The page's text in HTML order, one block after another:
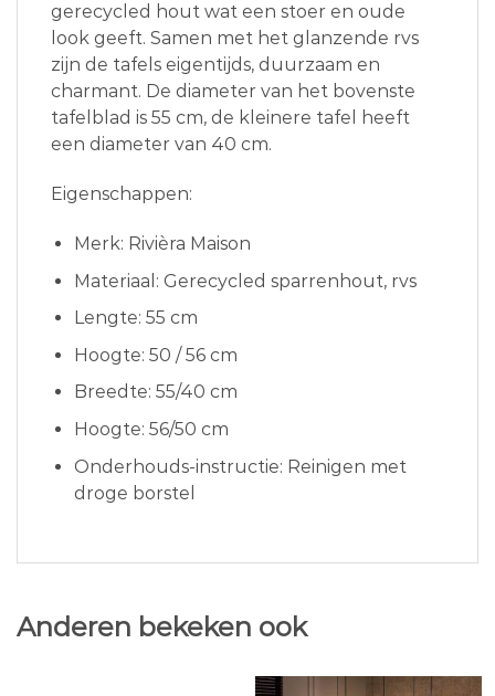
gerecycled hout wat een stoer en oude
look geeft. Samen met het glanzende rvs
zijn de tafels eigentijds, duurzaam en
charmant. De diameter van het bovenste
tafelblad is 55 cm, de kleinere tafel heeft
een diameter van 40 cm.
Eigenschappen:
Merk: Rivièra Maison
Materiaal: Gerecycled sparrenhout, rvs
Lengte: 55 cm
Hoogte: 50 / 56 cm
Breedte: 55/40 cm
Hoogte: 56/50 cm
Onderhouds-instructie: Reinigen met
droge borstel
Anderen bekeken ook